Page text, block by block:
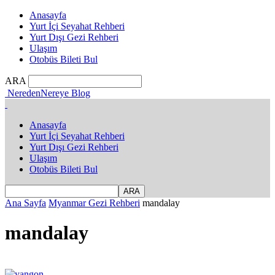
Anasayfa
Yurt İçi Seyahat Rehberi
Yurt Dışı Gezi Rehberi
Ulaşım
Otobüs Bileti Bul
ARA
NeredenNereye Blog
Anasayfa
Yurt İçi Seyahat Rehberi
Yurt Dışı Gezi Rehberi
Ulaşım
Otobüs Bileti Bul
Ana Sayfa Myanmar Gezi Rehberi mandalay
mandalay